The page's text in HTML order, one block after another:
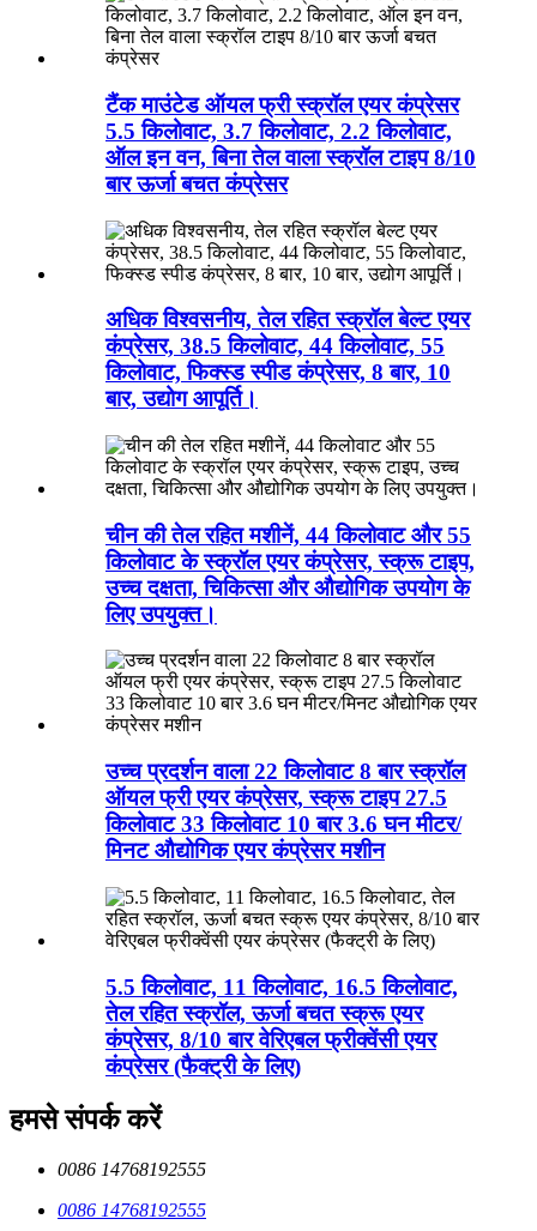
टैंक माउंटेड ऑयल फ्री स्क्रॉल एयर कंप्रेसर
5.5 किलोवाट, 3.7 किलोवाट, 2.2 किलोवाट,
ऑल इन वन, बिना तेल वाला स्क्रॉल टाइप 8/10
बार ऊर्जा बचत कंप्रेसर
अधिक विश्वसनीय, तेल रहित स्क्रॉल बेल्ट एयर
कंप्रेसर, 38.5 किलोवाट, 44 किलोवाट, 55
किलोवाट, फिक्स्ड स्पीड कंप्रेसर, 8 बार, 10
बार, उद्योग आपूर्ति।
चीन की तेल रहित मशीनें, 44 किलोवाट और 55
किलोवाट के स्क्रॉल एयर कंप्रेसर, स्क्रू टाइप,
उच्च दक्षता, चिकित्सा और औद्योगिक उपयोग के
लिए उपयुक्त।
उच्च प्रदर्शन वाला 22 किलोवाट 8 बार स्क्रॉल
ऑयल फ्री एयर कंप्रेसर, स्क्रू टाइप 27.5
किलोवाट 33 किलोवाट 10 बार 3.6 घन मीटर/
मिनट औद्योगिक एयर कंप्रेसर मशीन
5.5 किलोवाट, 11 किलोवाट, 16.5 किलोवाट,
तेल रहित स्क्रॉल, ऊर्जा बचत स्क्रू एयर
कंप्रेसर, 8/10 बार वेरिएबल फ्रीक्वेंसी एयर
कंप्रेसर (फैक्ट्री के लिए)
हमसे संपर्क करें
0086 14768192555
0086 14768192555